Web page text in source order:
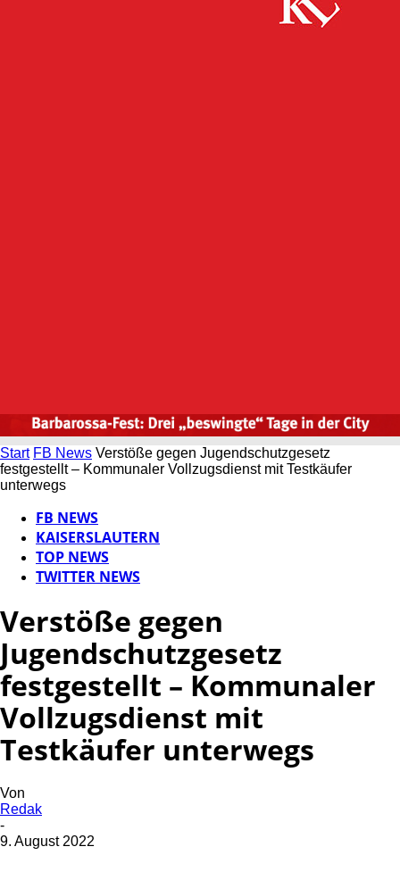
Start FB News Verstöße gegen Jugendschutzgesetz
festgestellt – Kommunaler Vollzugsdienst mit Testkäufer
unterwegs
FB NEWS
KAISERSLAUTERN
TOP NEWS
TWITTER NEWS
Verstöße gegen
Jugendschutzgesetz
festgestellt – Kommunaler
Vollzugsdienst mit
Testkäufer unterwegs
Von
Redak
-
9. August 2022